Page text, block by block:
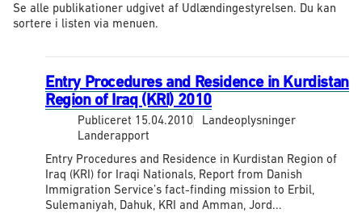
Se alle publikationer udgivet af Udlændingestyrelsen. Du kan
sortere i listen via menuen.
Entry Procedures and Residence in Kurdistan
Region of Iraq (KRI) 2010
Publiceret 15.04.2010
Landeoplysninger
Landerapport
Entry Procedures and Residence in Kurdistan Region of
Iraq (KRI) for Iraqi Nationals, Report from Danish
Immigration Service’s fact-finding mission to Erbil,
Sulemaniyah, Dahuk, KRI and Amman, Jord...